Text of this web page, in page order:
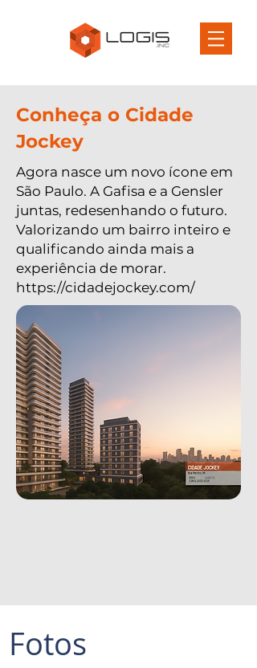
Conheça o Cidade
Jockey
Agora nasce um novo ícone em
São Paulo. A Gafisa e a Gensler
juntas, redesenhando o futuro.
Valorizando um bairro inteiro e
qualificando ainda mais a
experiência de morar.
https://cidadejockey.com/
Fotos